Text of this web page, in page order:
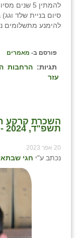
להמתין 5
סיום בניית שלד
להימנע מתשלומים
פורסם ב- מאמרים
תגיות: הרחבות
עזר
השכרת קרקע
תשפ"ד, 2024 - 2023 / אופיר לוי, עו״ד
20 אפר 2023
נכתב ע"י חגי
יקנעם
יד השמונה
כפר אביב
כפר מע״ש
כפר שמריהו